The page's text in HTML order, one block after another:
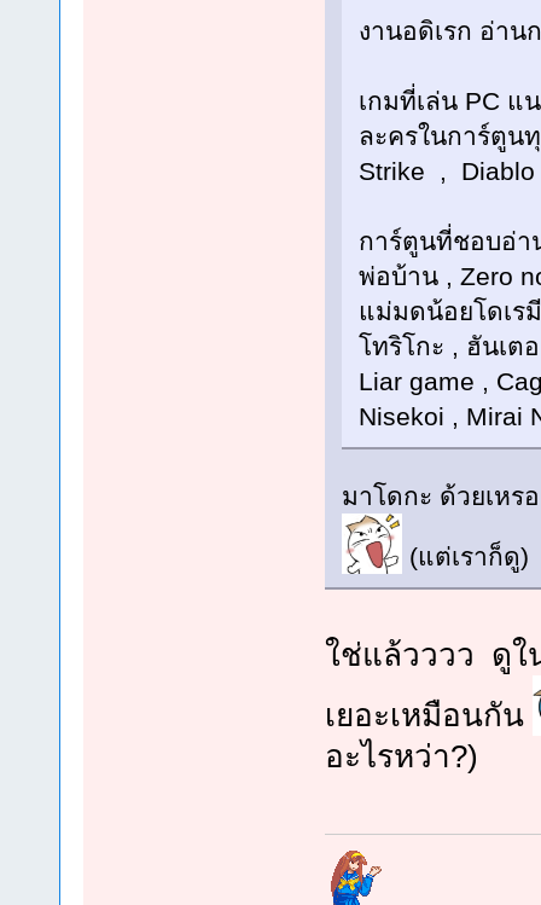
งานอดิเรก อ่าน
เกมที่เล่น PC แ
ละครในการ์ตูน
Strike , Diablo
การ์ตูนที่ชอบอ่า
พ่อบ้าน , Zero
แม่มดน้อยโดเร
โทริโกะ , ฮันเต
Liar game ,
Nisekoi , Mirai
มาโดกะ ด้วยเห
(แต่เราก็ดู)
ใช่แล้วววว ดูใ
เยอะเหมือนกัน
อะไรหว่า?)